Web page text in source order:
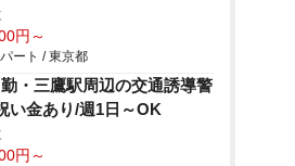
円～
ート / 東京都
勤・三鷹駅周辺の交通誘導警
い金あり/週1日～OK
円～